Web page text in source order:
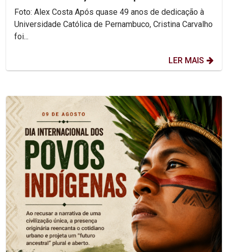
Foto: Alex Costa Após quase 49 anos de dedicação à
Universidade Católica de Pernambuco, Cristina Carvalho
foi...
LER MAIS